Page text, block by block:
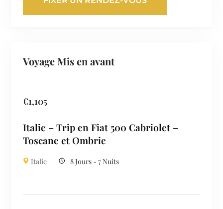
Voyage Mis en avant
€1,105
Italie – Trip en Fiat 500 Cabriolet –
Toscane et Ombrie
Italie 8 Jours - 7 Nuits